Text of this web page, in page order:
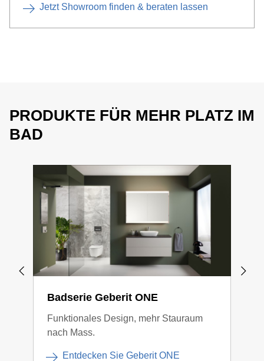
Jetzt Showroom finden & beraten lassen
PRODUKTE FÜR MEHR PLATZ IM
BAD
Badserie Geberit ONE
Funktionales Design, mehr Stauraum
nach Mass.
Entdecken Sie Geberit ONE